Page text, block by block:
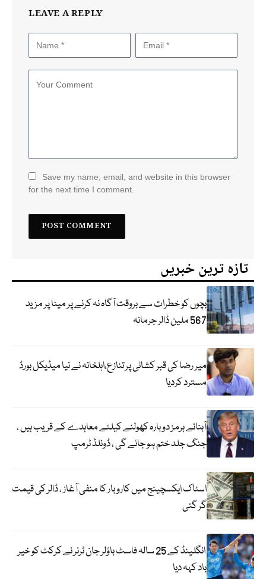
LEAVE A REPLY
Save my name, email, and website in this browser
for the next time I comment.
تازہ ترین خبریں
بچوں کو خطرات سے بروقت آگاہ نہ کرنے پر میٹا پر مزید
567 ملین ڈالر جرمانہ
میر رضا کی قبر کشائی پر تنازع،اہلخانہ نے نیا میڈیکل بورڈ
مسترد کردیا
آبنائے ہرمز دوبارہ کھولنے کیلئے معاہدے کے قریب ہیں ،
جنگ جلد ختم ہو جائے گی ، ڈونلڈ ٹرمپ
اسٹاک ایکسچینج میں کاروبار کا منفی آغاز ، ڈالر کی قیمت
گر گئی
انگلینڈ کے 25 سالہ فاسٹ باؤلر جان ٹرنر نے کرکٹ کو خیر
باد کہہ دیا